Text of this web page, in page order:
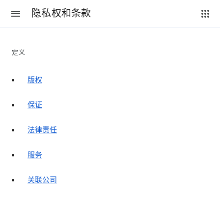
隐私权和条款
定义
版权
保证
法律责任
服务
关联公司